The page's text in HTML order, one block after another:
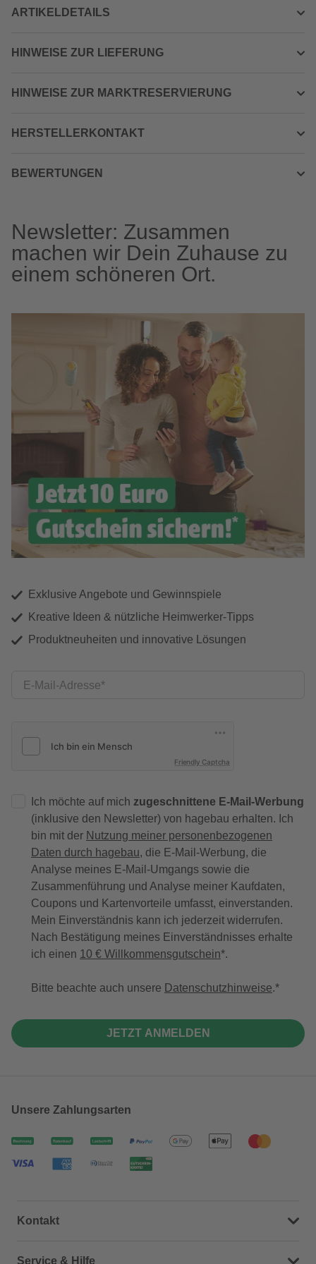
ARTIKELDETAILS
HINWEISE ZUR LIEFERUNG
HINWEISE ZUR MARKTRESERVIERUNG
HERSTELLERKONTAKT
BEWERTUNGEN
Newsletter: Zusammen
machen wir Dein Zuhause zu
einem schöneren Ort.
Exklusive Angebote und Gewinnspiele
Kreative Ideen & nützliche Heimwerker-Tipps
Produktneuheiten und innovative Lösungen
E-Mail-Adresse
Friendly Captcha
Ich möchte auf mich zugeschnittene E-Mail-Werbung
(inklusive den Newsletter) von hagebau erhalten. Ich
bin mit der Nutzung meiner personenbezogenen
Daten durch hagebau, die E-Mail-Werbung, die
Analyse meines E-Mail-Umgangs sowie die
Zusammenführung und Analyse meiner Kaufdaten,
Coupons und Kartenvorteile umfasst, einverstanden.
Mein Einverständnis kann ich jederzeit widerrufen.
Nach Bestätigung meines Einverständnisses erhalte
ich einen 10 € Willkommensgutschein*.
Bitte beachte auch unsere Datenschutzhinweise.
JETZT ANMELDEN
Unsere Zahlungsarten
Kontakt
Dein Kontakt zu uns
Service & Hilfe